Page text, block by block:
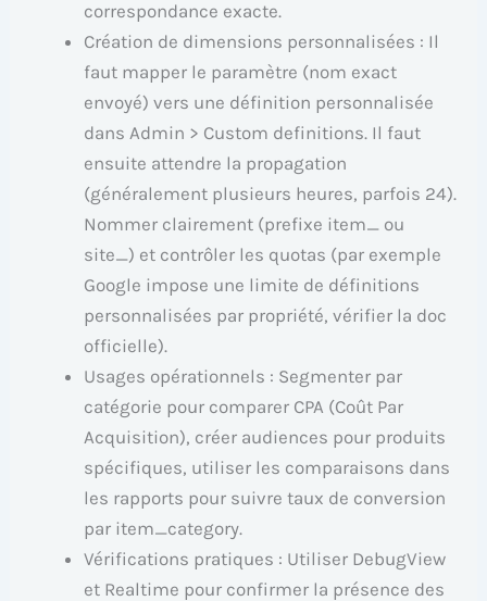
correspondance exacte.
Création de dimensions personnalisées : Il
faut mapper le paramètre (nom exact
envoyé) vers une définition personnalisée
dans Admin > Custom definitions. Il faut
ensuite attendre la propagation
(généralement plusieurs heures, parfois 24).
Nommer clairement (prefixe item_ ou
site_) et contrôler les quotas (par exemple
Google impose une limite de définitions
personnalisées par propriété, vérifier la doc
officielle).
Usages opérationnels : Segmenter par
catégorie pour comparer CPA (Coût Par
Acquisition), créer audiences pour produits
spécifiques, utiliser les comparaisons dans
les rapports pour suivre taux de conversion
par item_category.
Vérifications pratiques : Utiliser DebugView
et Realtime pour confirmer la présence des